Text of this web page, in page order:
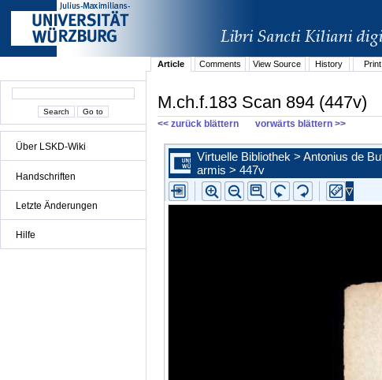
Über LSKD-Wiki
Handschriften
Letzte Änderungen
Hilfe
Article
Comments View Source History Print
M.ch.f.183 Scan 894 (447v)
<< zurück blättern vorwärts blättern >>